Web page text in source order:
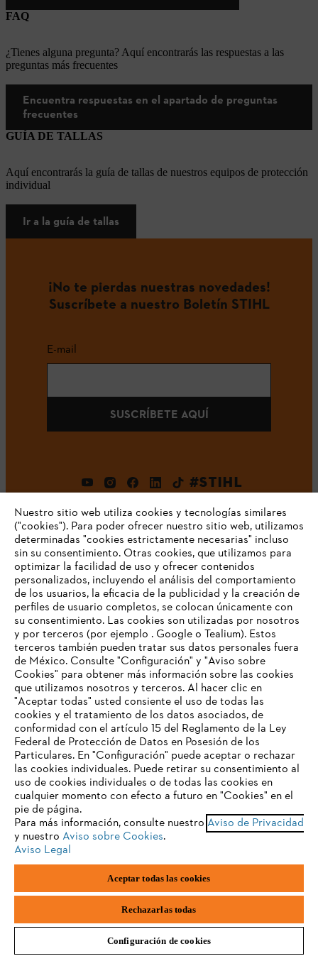
FAQ
¿Tienes alguna pregunta? Aquí encontrarás las respuestas a las
preguntas más frecuentes
Encuentra respuestas en el apartado de preguntas
frecuentes
GUÍA DE TALLAS
Aquí encontrarás la guía de tallas de nuestros equipos de protección
individual
Ir a la guía de tallas
¡No te pierdas nuestras novedades!
Suscríbete a nuestro Boletín STIHL
E-mail
SUSCRÍBETE AQUÍ
#STIHL
Empresa
Preguntas frecuentes
Contacto
Aviso de privacidad
Aviso de privacidad sobre cookies Información legal
Andreas STIHL S.A. de C.V., con domicilio Kilómetro 117 Autopista
México-Puebla, Nave 30, Parque Industrial FINSA, Cuautlancingo,
TU NAVEGADOR NO ES
COMPATIBLE
El navegador que estás utilizando no es compatible con
nuestra página web. Para que puedas disfrutar de nuestro
contenido, utiliza uno de los siguientes navegadores:
firefox chrome
safari edge
Nuestro sitio web utiliza cookies y tecnologías similares
("cookies"). Para poder ofrecer nuestro sitio web, utilizamos
determinadas "cookies estrictamente necesarias" incluso
sin su consentimiento. Otras cookies, que utilizamos para
optimizar la facilidad de uso y ofrecer contenidos
personalizados, incluyendo el análisis del comportamiento
de los usuarios, la eficacia de la publicidad y la creación de
perfiles de usuario completos, se colocan únicamente con
su consentimiento. Las cookies son utilizadas por nosotros
y por terceros (por ejemplo . Google o Tealium). Estos
terceros también pueden tratar sus datos personales fuera
de México. Consulte "Configuración" y "Aviso sobre
Cookies" para obtener más información sobre las cookies
que utilizamos nosotros y terceros. Al hacer clic en
"Aceptar todas" usted consiente el uso de todas las
cookies y el tratamiento de los datos asociados, de
conformidad con el artículo 15 del Reglamento de la Ley
Federal de Protección de Datos en Posesión de los
Particulares. En "Configuración" puede aceptar o rechazar
las cookies individuales. Puede retirar su consentimiento al
uso de cookies individuales o de todas las cookies en
cualquier momento con efecto a futuro en "Cookies" en el
pie de página.
Para más información, consulte nuestro Aviso de Privacidad
y nuestro Aviso sobre Cookies.
Aviso Legal
Aceptar todas las cookies
Rechazarlas todas
Configuración de cookies